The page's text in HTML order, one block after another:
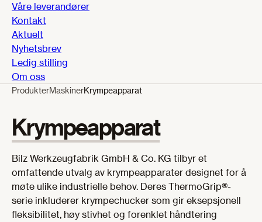
Våre leverandører
Kontakt
Aktuelt
Nyhetsbrev
Ledig stilling
Om oss
ProdukterMaskinerKrympeapparat
Krympeapparat
Bilz Werkzeugfabrik GmbH & Co. KG tilbyr et
omfattende utvalg av krympeapparater designet for å
møte ulike industrielle behov. Deres ThermoGrip®-
serie inkluderer krympechucker som gir eksepsjonell
fleksibilitet, høy stivhet og forenklet håndtering